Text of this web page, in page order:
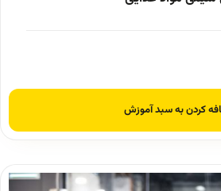
کردن به سبد آموزش